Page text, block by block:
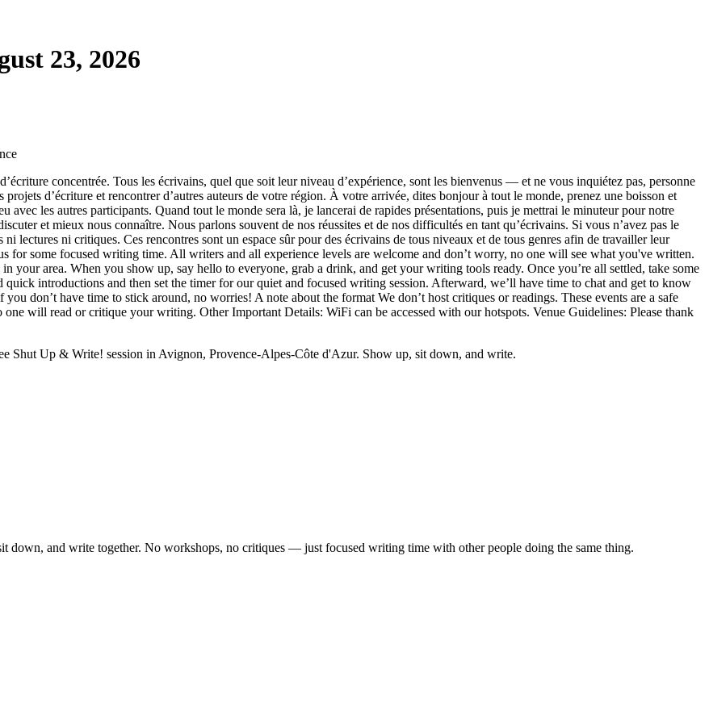
23, 2026
concentrée. Tous les écrivains, quel que soit leur niveau d’expérience, sont les bienvenus — et ne vous inquiétez pas, personne
d’écriture et rencontrer d’autres auteurs de votre région. À votre arrivée, dites bonjour à tout le monde, prenez une boisson et
avec les autres participants. Quand tout le monde sera là, je lancerai de rapides présentations, puis je mettrai le minuteur pour notre
et mieux nous connaître. Nous parlons souvent de nos réussites et de nos difficultés en tant qu’écrivains. Si vous n’avez pas le
lectures ni critiques. Ces rencontres sont un espace sûr pour des écrivains de tous niveaux et de tous genres afin de travailler leur
some focused writing time. All writers and all experience levels are welcome and don’t worry, no one will see what you've written.
your area. When you show up, say hello to everyone, grab a drink, and get your writing tools ready. Once you’re all settled, take some
introductions and then set the timer for our quiet and focused writing session. Afterward, we’ll have time to chat and get to know
don’t have time to stick around, no worries! A note about the format We don’t host critiques or readings. These events are a safe
will read or critique your writing. Other Important Details: WiFi can be accessed with our hotspots. Venue Guidelines: Please thank
Up & Write! session in Avignon, Provence-Alpes-Côte d'Azur. Show up, sit down, and write.
and write together. No workshops, no critiques — just focused writing time with other people doing the same thing.